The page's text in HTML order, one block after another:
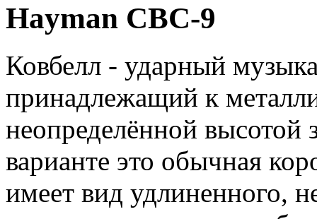
Hayman CBC-9
Ковбелл - ударный
принадлежащий к
неопределённой
варианте это обычная
имеет вид удлиненного,